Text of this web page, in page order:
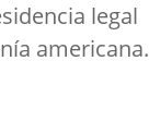
legal
americana.